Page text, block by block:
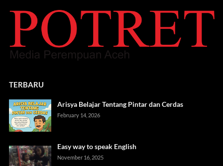
TERBARU
Arisya Belajar Tentang Pintar dan Cerdas
February 14, 2026
Easy way to speak English
November 16, 2025